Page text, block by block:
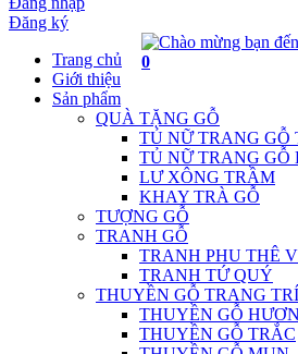
Đăng ký
0
Trang chủ
Giới thiệu
Sản phẩm
QUÀ TẶNG GỖ
TỦ NỮ TRANG GỖ
TỦ NỮ TRANG GỖ
LƯ XÔNG TRẦM
KHAY TRÀ GỖ
TƯỢNG GỖ
TRANH GỖ
TRANH PHU THÊ
TRANH TỨ QUÝ
THUYỀN GỖ TRANG TRÍ
THUYỀN GỖ
THUYỀN GỖ TRẮC